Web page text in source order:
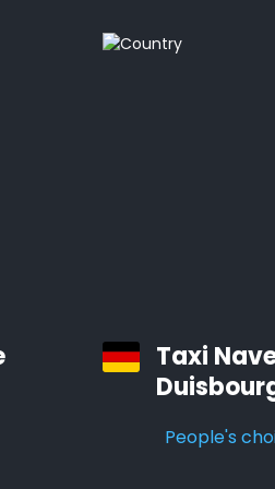
gares ferroviaires, les
croisière dans toutes les
les navettes d’aéroport
Taxi
People's